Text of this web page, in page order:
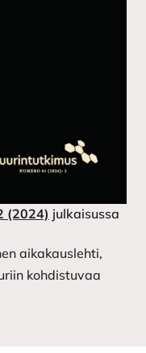
(2024) julkaisussa
aikakauslehti,
kohdistuvaa